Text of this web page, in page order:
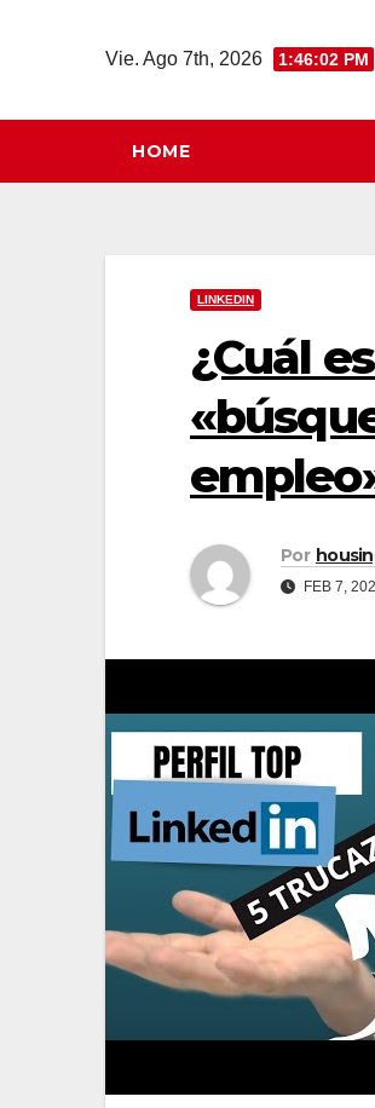
Vie. Ago 7th, 2026 1:46:03 PM
HOME
LINKEDIN
¿Cuál
Por
FEB 7,